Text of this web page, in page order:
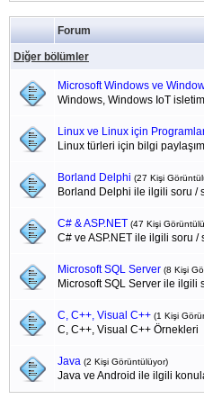
Forum
Diğer bölümler
Microsoft Windows ve
Windows, Windows IoT
Linux ve Linux için
Linux türleri için bilgi
Borland Delphi (27 Kişi
Borland Delphi ile ilgili soru /
C# & ASP.NET (47 Kişi
C# ve ASP.NET ile ilgili soru /
Microsoft SQL Server (8 Kişi
Microsoft SQL Server ile ilgili
C, C++, Visual C++ (1 Kişi
C, C++, Visual C++ Örnekleri
Java (2 Kişi Görüntülüyor)
Java ve Android ile ilgili